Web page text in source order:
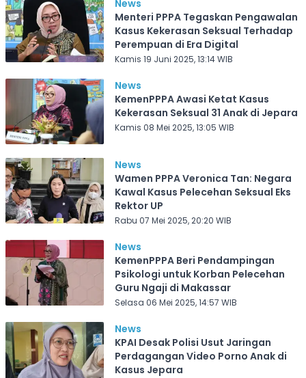
News
Menteri PPPA Tegaskan Pengawalan
Kasus Kekerasan Seksual Terhadap
Perempuan di Era Digital
Kamis 19 Juni 2025, 13:14 WIB
News
KemenPPPA Awasi Ketat Kasus
Kekerasan Seksual 31 Anak di Jepara
Kamis 08 Mei 2025, 13:05 WIB
News
Wamen PPPA Veronica Tan: Negara
Kawal Kasus Pelecehan Seksual Eks
Rektor UP
Rabu 07 Mei 2025, 20:20 WIB
News
KemenPPPA Beri Pendampingan
Psikologi untuk Korban Pelecehan
Guru Ngaji di Makassar
Selasa 06 Mei 2025, 14:57 WIB
News
KPAI Desak Polisi Usut Jaringan
Perdagangan Video Porno Anak di
Kasus Jepara